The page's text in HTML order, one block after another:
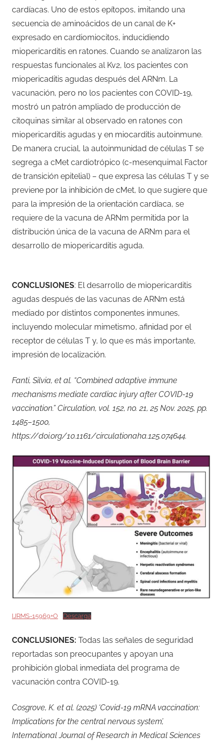
cardíacas. Uno de estos epítopos, imitando una
secuencia de aminoácidos de un canal de K+
expresado en cardiomiocitos, inducidiendo
miopericarditis en ratones. Cuando se analizaron las
respuestas funcionales al Kv2, los pacientes con
miopericaditis agudas después del ARNm. La
vacunación, pero no los pacientes con COVID-19,
mostró un patrón ampliado de producción de
citoquinas similar al observado en ratones con
miopericarditis agudas y en miocarditis autoinmune.
De manera crucial, la autoinmunidad de células T se
segrega a cMet cardiotrópico (c-mesenquimal Factor
de transición epitelial) – que expresa las células T y se
previene por la inhibición de cMet, lo que sugiere que
para la impresión de la orientación cardíaca, se
requiere de la vacuna de ARNm permitida por la
distribución única de la vacuna de ARNm para el
desarrollo de miopericarditis aguda.
CONCLUSIONES: El desarrollo de miopericarditis
agudas después de las vacunas de ARNm está
mediado por distintos componentes inmunes,
incluyendo molecular mimetismo, afinidad por el
receptor de células T y, lo que es más importante,
impresión de localización.
Fanti, Silvia, et al. “Combined adaptive immune
mechanisms mediate cardiac injury after COVID-19
vaccination.” Circulation, vol. 152, no. 21, 25 Nov. 2025, pp.
1485–1500,
https://doi.org/10.1161/circulationaha.125.074644.
IJRMS-15969+O Descarga
CONCLUSIONES: Todas las señales de seguridad
reportadas son preocupantes y apoyan una
prohibición global inmediata del programa de
vacunación contra COVID-19.
Cosgrove, K. et al. (2025) ‘Covid-19 mRNA vaccination:
Implications for the central nervous system’,
International Journal of Research in Medical Sciences